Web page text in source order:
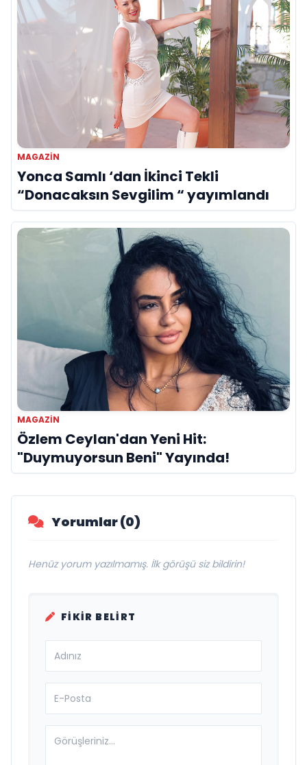
MAGAZIN
Yonca Samlı ‘dan İkinci Tekli
“Donacaksın Sevgilim “ yayımlandı
MAGAZIN
Özlem Ceylan'dan Yeni Hit:
"Duymuyorsun Beni" Yayında!
Yorumlar (0)
Henüz yorum yazılmamış. İlk görüşü siz bildirin!
FIKIR BELIRT